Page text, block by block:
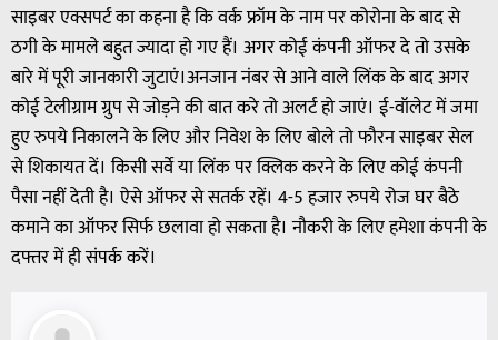
साइबर एक्सपर्ट का कहना है कि वर्क फ्रॉम के नाम पर कोरोना के बाद से
ठगी के मामले बहुत ज्यादा हो गए हैं। अगर कोई कंपनी ऑफर दे तो उसके
बारे में पूरी जानकारी जुटाएं।अनजान नंबर से आने वाले लिंक के बाद अगर
कोई टेलीग्राम ग्रुप से जोड़ने की बात करे तो अलर्ट हो जाएं। ई-वॉलेट में जमा
हुए रुपये निकालने के लिए और निवेश के लिए बोले तो फौरन साइबर सेल
से शिकायत दें। किसी सर्वे या लिंक पर क्लिक करने के लिए कोई कंपनी
पैसा नहीं देती है। ऐसे ऑफर से सतर्क रहें। 4-5 हजार रुपये रोज घर बैठे
कमाने का ऑफर सिर्फ छलावा हो सकता है। नौकरी के लिए हमेशा कंपनी के
दफ्तर में ही संपर्क करें।